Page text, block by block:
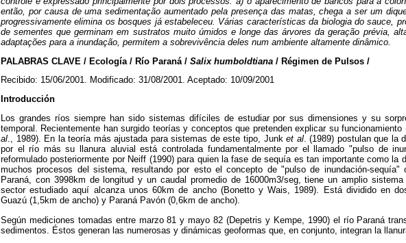
então, por causa de uma sedimentação aumentado pela presença das matas, chega a ser um
progressivamente elimina os bosques já estabeleceu. Várias características da biologia do sauce,
de sementes que germinam em sustratos muito úmidos e longe das árvores da geração prévia,
adaptações para a inundação, permitem a sobrevivência deles num ambiente altamente dinâmico.
PALABRAS CLAVE / Ecología / Río Paraná / Salix humboldtiana / Régimen de Pulsos /
Recibido: 15/06/2001. Modificado: 31/08/2001. Aceptado: 10/09/2001
Introducción
Los grandes ríos siempre han sido sistemas difíciles de estudiar por sus dimensiones y su
temporal. Recientemente han surgido teorías y conceptos que pretenden explicar su
al., 1989). En la teoría más ajustada para sistemas de este tipo, Junket al. (1989) postulan que la
por el río más su llanura aluvial está controlada fundamentalmente por el llamado "pulso de
reformulado posteriormente por Neiff (1990) para quien la fase de sequía es tan importante como la
muchos procesos del sistema, resultando por esto el concepto de "pulso de inundación-
Paraná, con 3998km de longitud y un caudal promedio de 16000m3/seg, tiene un amplio
sector estudiado aquí alcanza unos 60km de ancho (Bonetto y Wais, 1989). Está dividido en
Guazú (1,5km de ancho) y Paraná Pavón (0,6km de ancho).
Según mediciones tomadas entre marzo 81 y mayo 82 (Depetris y Kempe, 1990) el río Paraná
sedimentos. Éstos generan las numerosas y dinámicas geoformas que, en conjunto, integran la